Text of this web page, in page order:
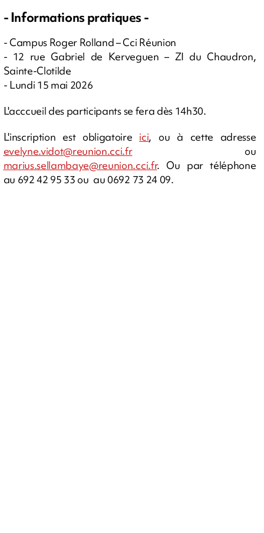
- Informations pratiques -
- Campus Roger Rolland – Cci Réunion
- 12 rue Gabriel de Kerveguen – ZI du Chaudron,
Sainte-Clotilde
- Lundi 15 mai 2026
L'acccueil des participants se fera dès 14h30.
L'inscription est obligatoire ici, ou à cette adresse
evelyne.vidot@reunion.cci.frou
marius.sellambaye@reunion.cci.fr. Ou par téléphone
au 692 42 95 33 ou au 0692 73 24 09.